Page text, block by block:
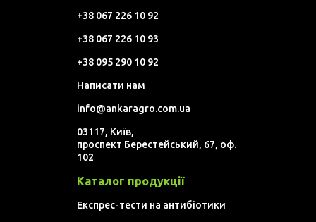
+38 067 226 10 92
+38 067 226 10 93
+38 095 290 10 92
Написати нам
info@ankaragro.com.ua
03117, Київ,
проспект Берестейський, 67, оф.
102
Каталог продукції
Експрес-тести на антибіотики